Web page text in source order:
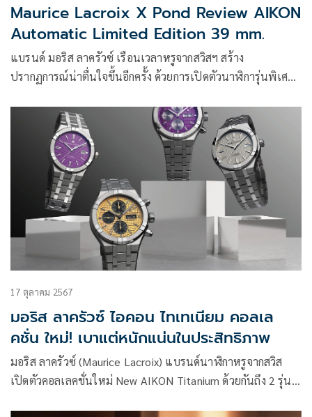
Maurice Lacroix X Pond Review AIKON
Automatic Limited Edition 39 mm.
แบรนด์ มอริส ลาครัวซ์ เรือนเวลาหรูจากสวิสฯ สร้าง
ปรากฏการณ์น่าตื่นใจขึ้นอีกครั้ง ด้วยการเปิดตัวนาฬิการุ่นพิเศษ
17 ตุลาคม 2567
มอริส ลาครัวซ์ ไอคอน ไทเทเนียม คอลเล
คชั่น ใหม่! เบาแต่หนักแน่นในประสิทธิภาพ
มอริส ลาครัวซ์ (Maurice Lacroix) แบรนด์นาฬิกาหรูจากสวิส
เปิดตัวคอลเลคชั่นใหม่ New AIKON Titanium ด้วยกันถึง 2 รุ่น